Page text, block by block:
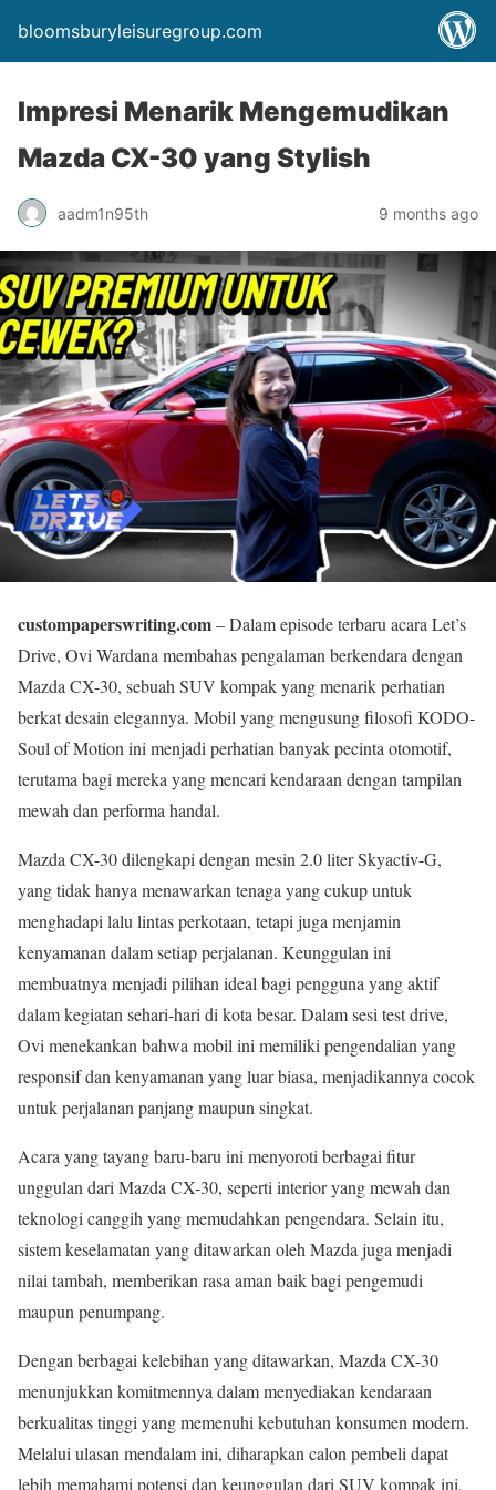
bloomsburyleisuregroup.com
Impresi Menarik Mengemudikan
Mazda CX-30 yang Stylish
aadm1n95th 9 months ago
custompaperswriting.com– Dalam episode terbaru acara Let’s
Drive, Ovi Wardana membahas pengalaman berkendara dengan
Mazda CX-30, sebuah SUV kompak yang menarik perhatian
berkat desain elegannya. Mobil yang mengusung filosofi KODO-
Soul of Motion ini menjadi perhatian banyak pecinta otomotif,
terutama bagi mereka yang mencari kendaraan dengan tampilan
mewah dan performa handal.
Mazda CX-30 dilengkapi dengan mesin 2.0 liter Skyactiv-G,
yang tidak hanya menawarkan tenaga yang cukup untuk
menghadapi lalu lintas perkotaan, tetapi juga menjamin
kenyamanan dalam setiap perjalanan. Keunggulan ini
membuatnya menjadi pilihan ideal bagi pengguna yang aktif
dalam kegiatan sehari-hari di kota besar. Dalam sesi test drive,
Ovi menekankan bahwa mobil ini memiliki pengendalian yang
responsif dan kenyamanan yang luar biasa, menjadikannya cocok
untuk perjalanan panjang maupun singkat.
Acara yang tayang baru-baru ini menyoroti berbagai fitur
unggulan dari Mazda CX-30, seperti interior yang mewah dan
teknologi canggih yang memudahkan pengendara. Selain itu,
sistem keselamatan yang ditawarkan oleh Mazda juga menjadi
nilai tambah, memberikan rasa aman baik bagi pengemudi
maupun penumpang.
Dengan berbagai kelebihan yang ditawarkan, Mazda CX-30
menunjukkan komitmennya dalam menyediakan kendaraan
berkualitas tinggi yang memenuhi kebutuhan konsumen modern.
Melalui ulasan mendalam ini, diharapkan calon pembeli dapat
lebih memahami potensi dan keunggulan dari SUV kompak ini,